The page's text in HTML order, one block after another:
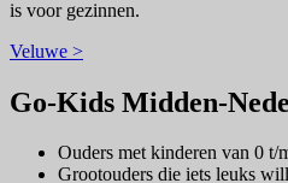
is voor gezinnen.
Veluwe >
Go-Kids Midden-
Ouders met kinderen van 0 t/
Grootouders die iets leuks